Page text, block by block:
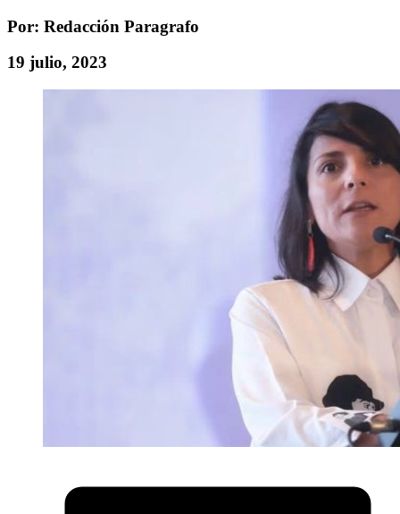
Por: Redacción Paragrafo
19 julio, 2023